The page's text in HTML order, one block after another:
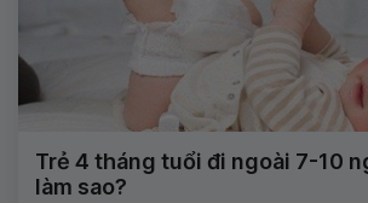
Trẻ 4 tháng tuổi đi ngoài 7-10
làm sao?